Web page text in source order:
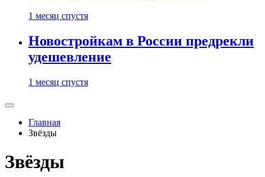
1 месяц спустя
Новостройкам в России предрекли
удешевление
1 месяц спустя
Главная
Звёзды
Звёзды